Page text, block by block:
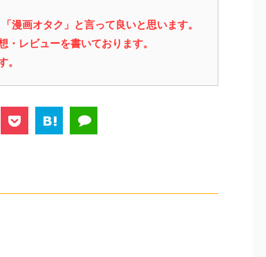
漫画オタク」と言って良いと思います。
・レビューを書いております。
。